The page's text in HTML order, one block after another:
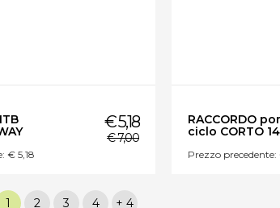
€ 5,18
€ 7,00
€ 5,18
RACCORDO
ciclo CORTO
Prezzo precedente:
1 2 3 4 + 4